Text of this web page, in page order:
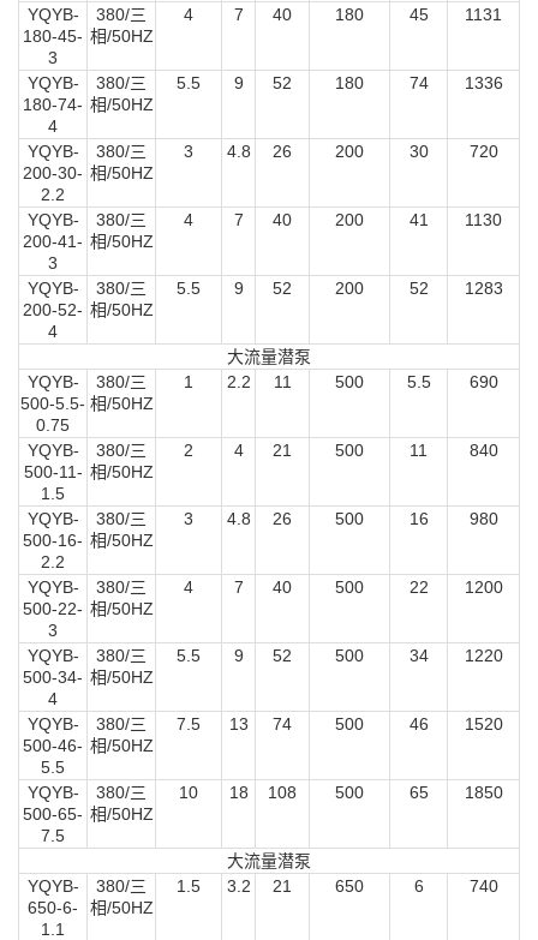
YQYB-
180-45-
3
380/三
相/50HZ
4 7 40 180 45 1131
YQYB-
180-74-
4
380/三
相/50HZ
5.5 9 52 180 74 1336
YQYB-
200-30-
2.2
380/三
相/50HZ
3 4.8 26 200 30 720
YQYB-
200-41-
3
380/三
相/50HZ
4 7 40 200 41 1130
YQYB-
200-52-
4
380/三
相/50HZ
5.5 9 52 200 52 1283
大流量潜泵
YQYB-
500-5.5-
0.75
380/三
相/50HZ
1 2.2 11 500 5.5 690
YQYB-
500-11-
1.5
380/三
相/50HZ
2 4 21 500 11 840
YQYB-
500-16-
2.2
380/三
相/50HZ
3 4.8 26 500 16 980
YQYB-
500-22-
3
380/三
相/50HZ
4 7 40 500 22 1200
YQYB-
500-34-
4
380/三
相/50HZ
5.5 9 52 500 34 1220
YQYB-
500-46-
5.5
380/三
相/50HZ
7.5 13 74 500 46 1520
YQYB-
500-65-
7.5
380/三
相/50HZ
10 18 108 500 65 1850
大流量潜泵
YQYB-
650-6-
1.1
380/三
相/50HZ
1.5 3.2 21 650 6 740